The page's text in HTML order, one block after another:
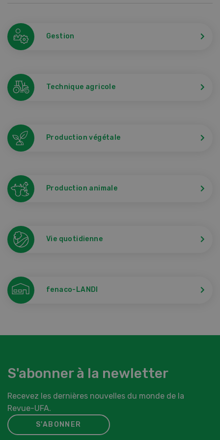
Gestion
Technique agricole
Production végétale
Production animale
Vie quotidienne
fenaco-LANDI
S'abonner à la newletter
Recevez les dernières nouvelles du monde de la
Revue-UFA.
S'ABONNER